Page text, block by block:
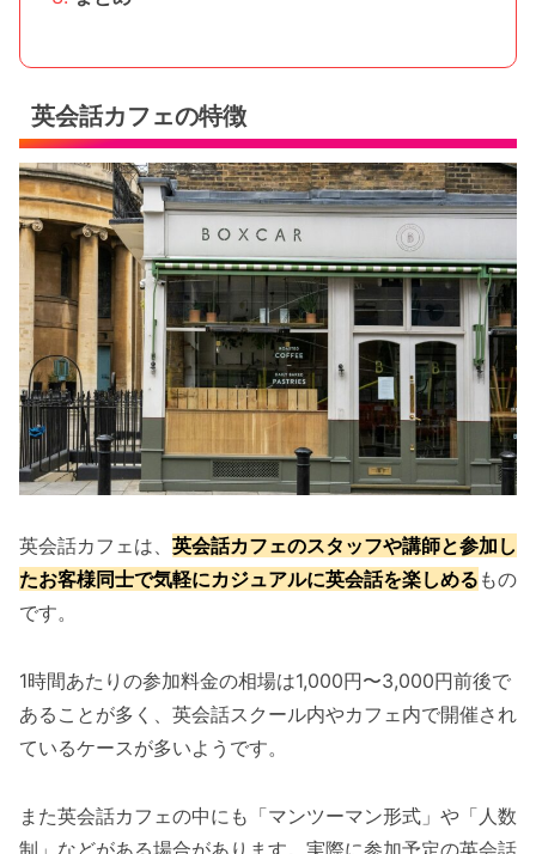
英会話カフェの特徴
英会話カフェは、 英会話カフェのスタッフや講師と参加し
たお客様同士で気軽にカジュアルに英会話を楽しめる もの
です。
1時間あたりの参加料金の相場は1,000円〜3,000円前後で
あることが多く、英会話スクール内やカフェ内で開催され
ているケースが多いようです。
また英会話カフェの中にも「マンツーマン形式」や「人数